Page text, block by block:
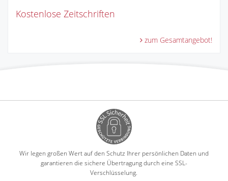
Kostenlose Zeitschriften
zum Gesamtangebot!
Wir legen großen Wert auf den Schutz Ihrer persönlichen Daten und
garantieren die sichere Übertragung durch eine SSL-
Verschlüsselung.